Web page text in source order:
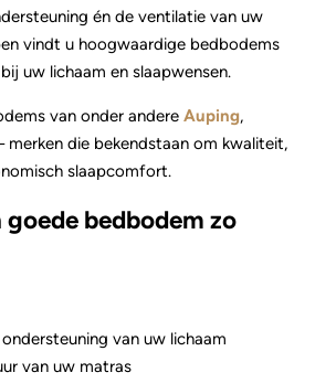
én de ventilatie van uw
vindt u hoogwaardige bedbodems
uw lichaam en slaapwensen.
van onder andere Auping,
merken die bekendstaan om kwaliteit,
slaapcomfort.
goede bedbodem zo
van uw lichaam
van uw matras